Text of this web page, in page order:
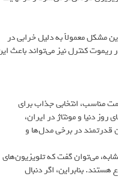
مشکل معمولاً به دلیل خرابی در
ریموت کنترل نیز می‌تواند باعث
مناسب، انتخابی جذاب برای
دنیا و مونتاژ در ایران،
قدرتمند در برخی مدل‌ها و
می‌توان گفت که تلویزیون‌های
بنابراین، اگر دنبال